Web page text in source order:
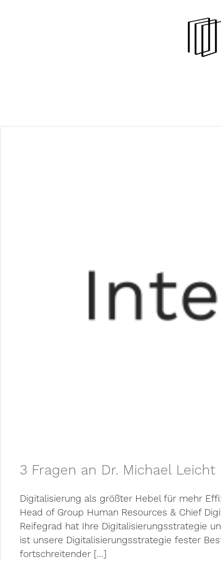
3 Fragen an Dr. Michael Leicht
Digitalisierung als größter Hebel für mehr
Head of Group Human Resources & Chief
Reifegrad hat Ihre Digitalisierungsstrategie
ist unsere Digitalisierungsstrategie fester
fortschreitender […]